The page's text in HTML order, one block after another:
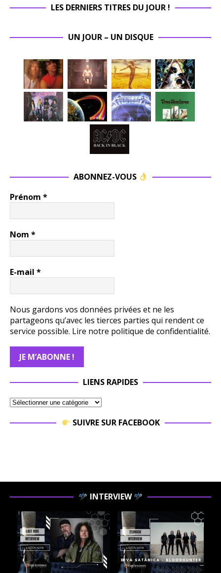
LES DERNIERS TITRES DU JOUR !
UN JOUR – UN DISQUE
ABONNEZ-VOUS
Prénom *
Nom *
E-mail *
Nous gardons vos données privées et ne les
partageons qu’avec les tierces parties qui rendent ce
service possible. Lire notre politique de confidentialité.
LIENS RAPIDES
SUIVRE SUR FACEBOOK
INTERVIEW